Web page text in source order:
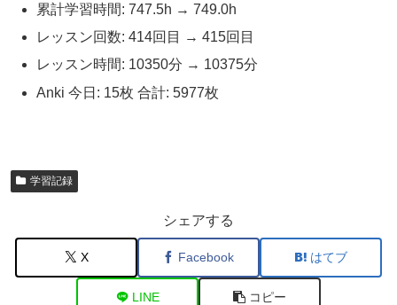
累計学習時間: 747.5h → 749.0h
レッスン回数: 414回目 → 415回目
レッスン時間: 10350分 → 10375分
Anki 今日: 15枚 合計: 5977枚
学習記録
シェアする
X Facebook はてブ
LINE コピー